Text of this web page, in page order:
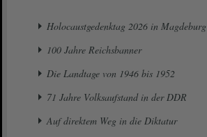
Holocaustgedenktag 2026 in Magdeburg
100 Jahre Reichsbanner
Die Landtage von 1946 bis 1952
71 Jahre Volksaufstand in der DDR
Auf direktem Weg in die Diktatur